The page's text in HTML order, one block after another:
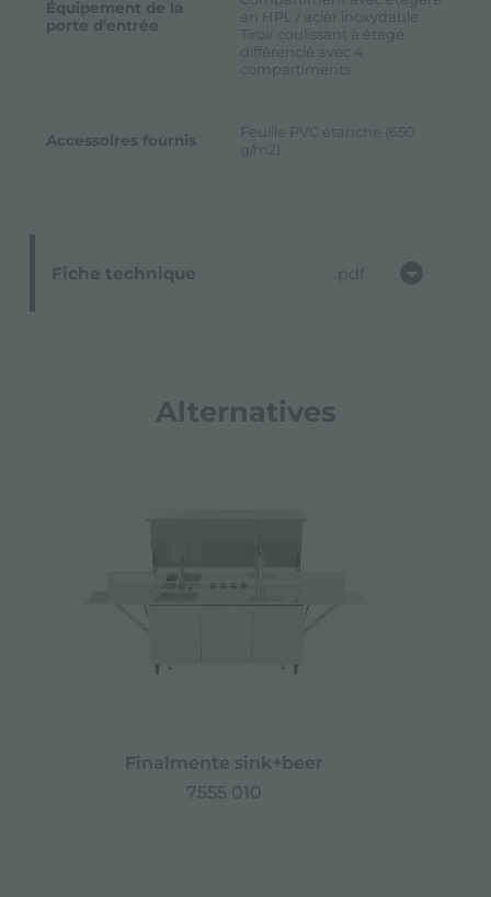
Fiche technique pdf
Équipement de la
porte d'entrée
en HPL / acier inoxydable
Tiroir coulissant à étage
différencié avec 4
compartiments
Accessoires fournis
Feuille PVC étanche (650
g/m2)
Alternatives
Finalmente sink+beer
7555 010